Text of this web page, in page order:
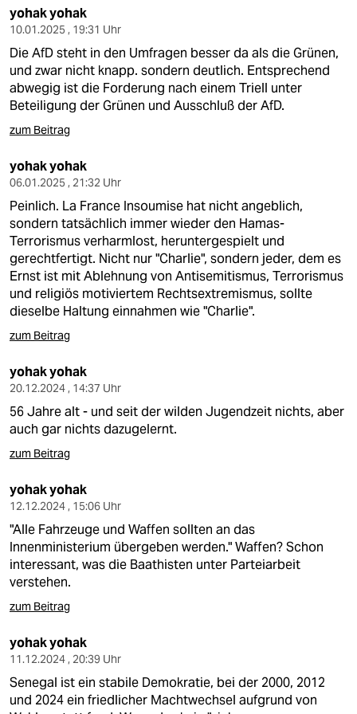
yohak yohak
10.01.2025 , 19:31 Uhr
Die AfD steht in den Umfragen besser da als die Grünen,
und zwar nicht knapp. sondern deutlich. Entsprechend
abwegig ist die Forderung nach einem Triell unter
Beteiligung der Grünen und Ausschluß der AfD.
zum Beitrag
yohak yohak
06.01.2025 , 21:32 Uhr
Peinlich. La France Insoumise hat nicht angeblich,
sondern tatsächlich immer wieder den Hamas-
Terrorismus verharmlost, heruntergespielt und
gerechtfertigt. Nicht nur "Charlie", sondern jeder, dem es
Ernst ist mit Ablehnung von Antisemitismus, Terrorismus
und religiös motiviertem Rechtsextremismus, sollte
dieselbe Haltung einnahmen wie "Charlie".
zum Beitrag
yohak yohak
20.12.2024 , 14:37 Uhr
56 Jahre alt - und seit der wilden Jugendzeit nichts, aber
auch gar nichts dazugelernt.
zum Beitrag
yohak yohak
12.12.2024 , 15:06 Uhr
"Alle Fahrzeuge und Waffen sollten an das
Innenministerium übergeben werden." Waffen? Schon
interessant, was die Baathisten unter Parteiarbeit
verstehen.
zum Beitrag
yohak yohak
11.12.2024 , 20:39 Uhr
Senegal ist ein stabile Demokratie, bei der 2000, 2012
und 2024 ein friedlicher Machtwechsel aufgrund von